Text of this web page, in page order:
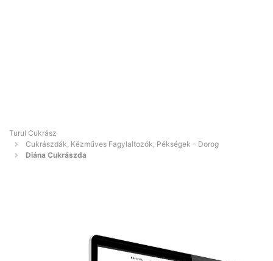
Turul Cukrász
Cukrászdák, Kézműves Fagylaltozók, Pékségek - Dorog
Diána Cukrászda